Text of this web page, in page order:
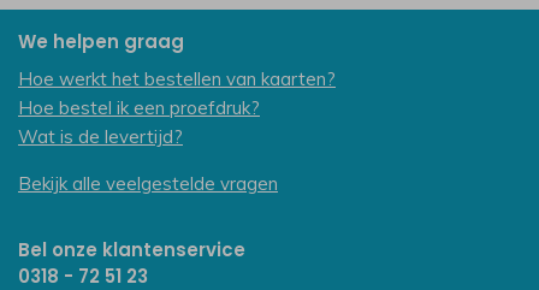
We helpen graag
Hoe werkt het bestellen van kaarten?
Hoe bestel ik een proefdruk?
Wat is de levertijd?
Bekijk alle veelgestelde vragen
Bel onze klantenservice
0318 - 72 51 23